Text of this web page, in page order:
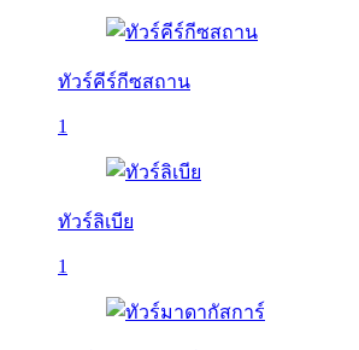
ทัวร์คีร์กีซสถาน
1
ทัวร์ลิเบีย
1